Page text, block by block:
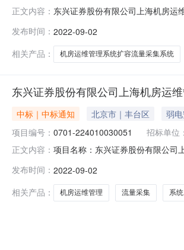
正文内容： 东兴证券股份有限公司上海机房运
通用技术大厦本项目联系人：张宇
发布时间： 2022-09-02
相关产品：
机房运维管理系统扩容流量采集系统
东兴证券股份有限公司上海机房运
中标｜中标通知 北京市｜丰台区 弱
项目编号： 0701-224010030051 招标单位：
正文内容： 项目名称：东兴证券股份有限公司
创科技有限公司中标金额：人民币
发布时间： 2022-09-02
相关产品：
机房运维管理 流量采集 系统